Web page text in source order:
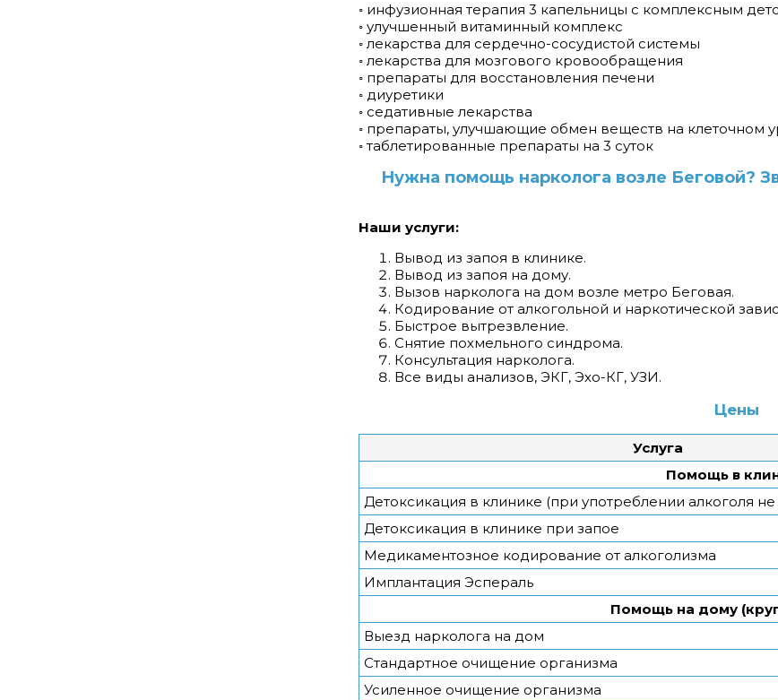
◦ инфузионная терапия 3 капельницы с комплексным
◦ улучшенный витаминный комплекс
◦ лекарства для сердечно-сосудистой системы
◦ лекарства для мозгового кровообращения
◦ препараты для восстановления печени
◦ диуретики
◦ седативные лекарства
◦ препараты, улучшающие обмен веществ на клеточном
◦ таблетированные препараты на 3 суток
Нужна помощь нарколога возле Беговой?
Наши услуги:
Вывод из запоя в клинике.
Вывод из запоя на дому.
Вызов нарколога на дом возле метро Беговая.
Кодирование от алкогольной и наркотической
Быстрое вытрезвление.
Снятие похмельного синдрома.
Консультация нарколога.
Все виды анализов, ЭКГ, Эхо-КГ, УЗИ.
Цены
Услуга
Помощь в
Детоксикация в клинике (при употреблении алкоголя не
Детоксикация в клинике при запое
Медикаментозное кодирование от алкоголизма
Имплантация Эспераль
Помощь на дому
Выезд нарколога на дом
Стандартное очищение организма
Усиленное очищение организма